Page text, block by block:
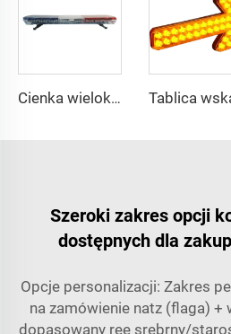
Cienka wielokątna lampa LED
Szeroki zakres opcji
dostępnych dla
Opcje personalizacji: Zakres
na zamówienie natz (flaga) +
dopasowany ree srebrny/